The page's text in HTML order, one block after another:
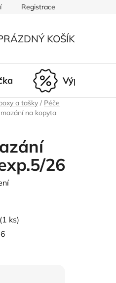
Nepřevzetí zásilky
Registrace
KOŠÍK
Výprodej
a tašky / Péče
na kopyta
26
(1 ks)